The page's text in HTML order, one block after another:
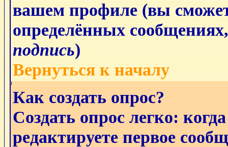
вашем профиле (вы
определённых
подпись)
Вернуться к началу
Как создать опрос?
Создать опрос легко:
редактируете первое